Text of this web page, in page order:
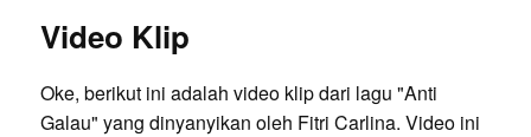
Video Klip
Oke, berikut ini adalah video klip dari lagu "Anti
Galau" yang dinyanyikan oleh Fitri Carlina. Video ini